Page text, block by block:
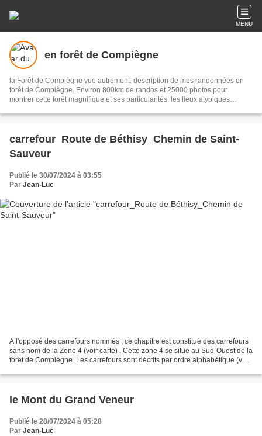
MENU
en forêt de Compiègne
la Forêt de Compiègne vue autrement: description de mes randonnées en
forêt de Compiègne. Environ 800km de randos et 25000 photos pour
montrer cette forêt magnifique et ses particularités: les lieux atypiques
carrefours nommés, plus de 100 routes forestières, les étangs, les Rus, des
carrefour_Route de Béthisy_Chemin de Saint-
Sauveur
Publié le 30/07/2024 à 03:55
Par Jean-Luc
A l'opposé des carrefours nommés , ce chapitre est constitué des carrefours
sans nom de la Zone 4 (voir carte) . Cette zone 4 se situe au Sud-Ouest de la
forêt de Compiègne. Les carrefours sont décrits par ordre alphabétique (voir
le Mont du Grand Veneur
Publié le 28/07/2024 à 05:28
Par Jean-Luc